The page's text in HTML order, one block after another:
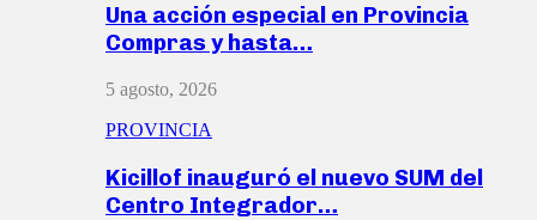
Una acción especial en Provincia
Compras y hasta…
5 agosto, 2026
PROVINCIA
Kicillof inauguró el nuevo SUM del
Centro Integrador…